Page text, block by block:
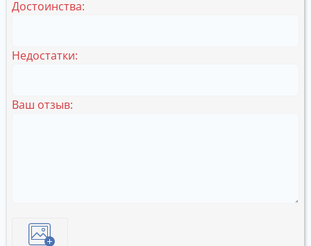
Достоинства:
Недостатки:
Ваш отзыв: